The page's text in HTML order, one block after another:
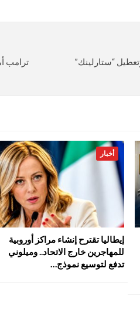
مربع.. وتعطيل “ستارلينك”
ترامب
أخبار
إيطاليا تقترح إنشاء مراكز أوروبية
للمهاجرين خارج الاتحاد.. وميلوني
تدفع لتوسيع نموذج…